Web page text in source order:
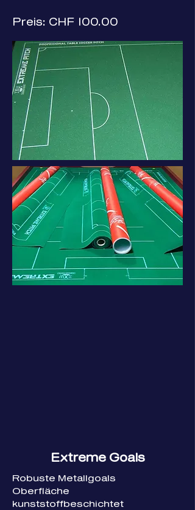
Preis: CHF 100.00
Extreme Goals
Robuste Metallgoals
Oberfläche
kunststoffbeschichtet